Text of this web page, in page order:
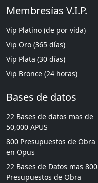
Membresías V.I.P.
Vip Platino (de por vida)
Vip Oro (365 días)
Vip Plata (30 días)
Vip Bronce (24 horas)
Bases de datos
22 Bases de datos mas de
50,000 APUS
800 Presupuestos de Obra
en Opus
22 Bases de Datos mas 800
Presupuestos de Obra